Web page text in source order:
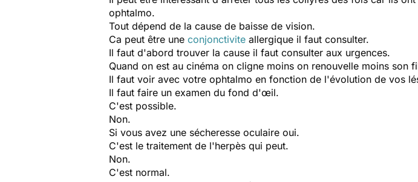
ophtalmo.
Tout dépend de la cause de baisse de vision.
Ca peut être une conjonctivite allergique il faut consulter.
Il faut d'abord trouver la cause il faut consulter aux urgences.
Quand on est au cinéma on cligne moins on renouvelle moins son
Il faut voir avec votre ophtalmo en fonction de l'évolution de vos
Il faut faire un examen du fond d'œil.
C'est possible.
Non.
Si vous avez une sécheresse oculaire oui.
C'est le traitement de l'herpès qui peut.
Non.
C'est normal.